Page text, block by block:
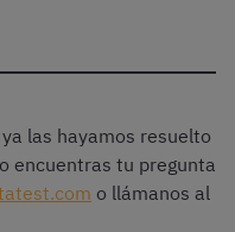
las hayamos resuelto
encuentras tu pregunta
o llámanos al